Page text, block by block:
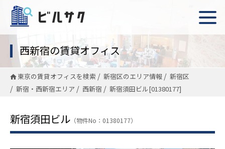
西新宿の賃貸オフィス
東京の賃貸オフィスを検索 新宿区のエリア情報
新宿区
新宿・西新宿エリア
西新宿 新宿須田ビル[01380177]
新宿須田ビル （物件No：01380177）